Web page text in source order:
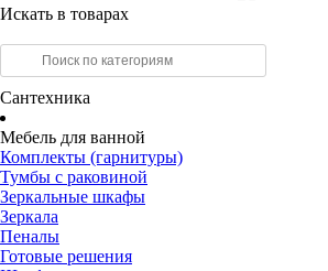
Искать в товарах
Сантехника
Мебель для ванной
Комплекты (гарнитуры)
Тумбы с раковиной
Зеркальные шкафы
Зеркала
Пеналы
Готовые решения